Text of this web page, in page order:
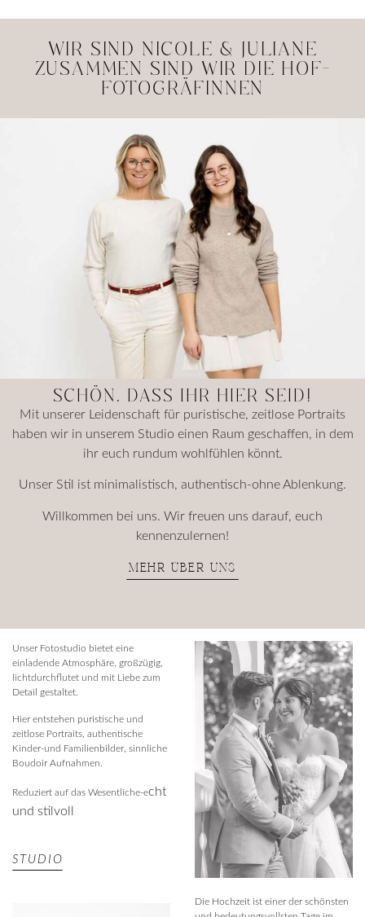
WIR SIND NICOLE & JULIANE
ZUSAMMEN SIND WIR DIE HOF-
FOTOGRÄFINNEN
SCHÖN, DASS IHR HIER SEID!
Mit unserer Leidenschaft für puristische, zeitlose Portraits
haben wir in unserem Studio einen Raum geschaffen, in dem
ihr euch rundum wohlfühlen könnt.
Unser Stil ist minimalistisch, authentisch-ohne Ablenkung.
Willkommen bei uns. Wir freuen uns darauf, euch
kennenzulernen!
MEHR ÜBER UNS
Unser Fotostudio bietet eine
einladende Atmosphäre, großzügig,
lichtdurchflutet und mit Liebe zum
Detail gestaltet.
Hier entstehen puristische und
zeitlose Portraits, authentische
Kinder-und Familienbilder, sinnliche
Boudoir Aufnahmen.
Reduziert auf das Wesentliche-echt
und stilvoll
STUDIO
Die Hochzeit ist einer der schönsten